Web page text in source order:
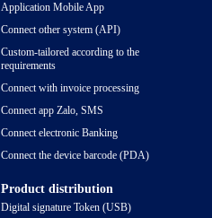
Application Mobile App
Connect other system (API)
Custom-tailored according to the
requirements
Connect with invoice processing
Connect app Zalo, SMS
Connect electronic Banking
Connect the device barcode (PDA)
Product distribution
Digital signature Token (USB)